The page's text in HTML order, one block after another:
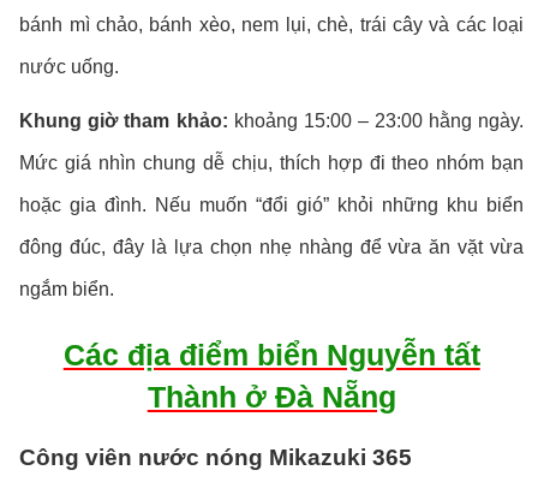
bánh mì chảo, bánh xèo, nem lụi, chè, trái cây và các loại
nước uống.
Khung giờ tham khảo: khoảng 15:00 – 23:00 hằng ngày.
Mức giá nhìn chung dễ chịu, thích hợp đi theo nhóm bạn
hoặc gia đình. Nếu muốn “đổi gió” khỏi những khu biển
đông đúc, đây là lựa chọn nhẹ nhàng để vừa ăn vặt vừa
ngắm biển.
Các địa điểm biển Nguyễn tất
Thành ở Đà Nẵng
Công viên nước nóng Mikazuki 365